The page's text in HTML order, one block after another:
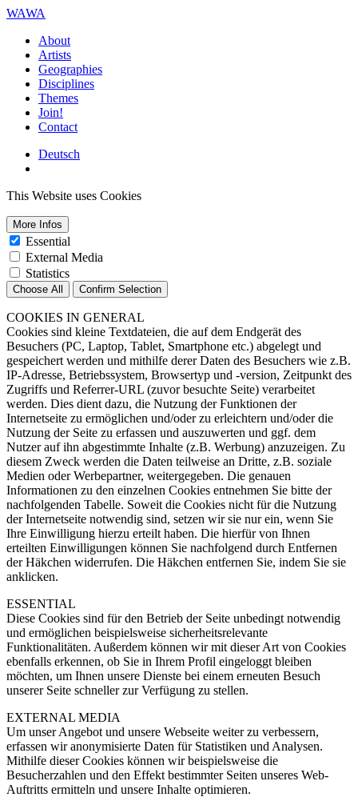
WAWA
About
Artists
Geographies
Disciplines
Themes
Join!
Contact
Deutsch
This Website uses Cookies
More Infos
Essential
External Media
Statistics
Choose All Confirm Selection
COOKIES IN GENERAL
Cookies sind kleine Textdateien, die auf dem Endgerät des
Besuchers (PC, Laptop, Tablet, Smartphone etc.) abgelegt und
gespeichert werden und mithilfe derer Daten des Besuchers wie z.B.
IP-Adresse, Betriebssystem, Browsertyp und -version, Zeitpunkt des
Zugriffs und Referrer-URL (zuvor besuchte Seite) verarbeitet
werden. Dies dient dazu, die Nutzung der Funktionen der
Internetseite zu ermöglichen und/oder zu erleichtern und/oder die
Nutzung der Seite zu erfassen und auszuwerten und ggf. dem
Nutzer auf ihn abgestimmte Inhalte (z.B. Werbung) anzuzeigen. Zu
diesem Zweck werden die Daten teilweise an Dritte, z.B. soziale
Medien oder Werbepartner, weitergegeben. Die genauen
Informationen zu den einzelnen Cookies entnehmen Sie bitte der
nachfolgenden Tabelle. Soweit die Cookies nicht für die Nutzung
der Internetseite notwendig sind, setzen wir sie nur ein, wenn Sie
Ihre Einwilligung hierzu erteilt haben. Die hierfür von Ihnen
erteilten Einwilligungen können Sie nachfolgend durch Entfernen
der Häkchen widerrufen. Die Häkchen entfernen Sie, indem Sie sie
anklicken.
ESSENTIAL
Diese Cookies sind für den Betrieb der Seite unbedingt notwendig
und ermöglichen beispielsweise sicherheitsrelevante
Funktionalitäten. Außerdem können wir mit dieser Art von Cookies
ebenfalls erkennen, ob Sie in Ihrem Profil eingeloggt bleiben
möchten, um Ihnen unsere Dienste bei einem erneuten Besuch
unserer Seite schneller zur Verfügung zu stellen.
EXTERNAL MEDIA
Um unser Angebot und unsere Webseite weiter zu verbessern,
erfassen wir anonymisierte Daten für Statistiken und Analysen.
Mithilfe dieser Cookies können wir beispielsweise die
Besucherzahlen und den Effekt bestimmter Seiten unseres Web-
Auftritts ermitteln und unsere Inhalte optimieren.